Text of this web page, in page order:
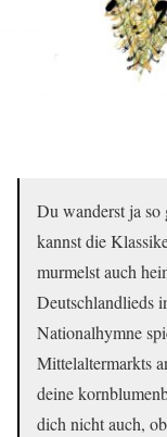
Du wanderst ja so
kannst die
murmelst auch
Deutschlandlieds
Nationalhymne
Mittelaltermarkts
deine
dich nicht auch,